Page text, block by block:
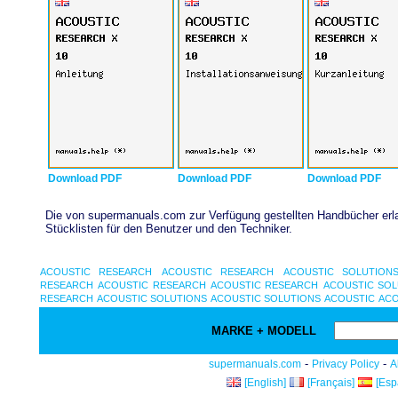
Download PDF Download PDF Download PDF
Die von supermanuals.com zur Verfügung gestellten Handbücher
Stücklisten für den Benutzer und den Techniker.
ACOUSTIC RESEARCH ACOUSTIC RESEARCH
ACOUSTIC
RESEARCH ACOUSTIC RESEARCH ACOUSTIC RESEARCH ACOUSTIC
RESEARCH ACOUSTIC SOLUTIONS ACOUSTIC SOLUTIONS ACOUSTIC
MARKE + MODELL
supermanuals.com - Privacy Policy -
[English]
[Français]